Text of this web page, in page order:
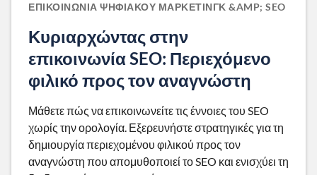
ΕΠΙΚΟΙΝΩΝΊΑ ΨΗΦΙΑΚΟΎ ΜΆΡΚΕΤΙΝΓΚ &AMP; SEO
Κυριαρχώντας στην
επικοινωνία SEO: Περιεχόμενο
φιλικό προς τον αναγνώστη
Μάθετε πώς να επικοινωνείτε τις έννοιες του SEO
χωρίς την ορολογία. Εξερευνήστε στρατηγικές για τη
δημιουργία περιεχομένου φιλικού προς τον
αναγνώστη που απομυθοποιεί το SEO και ενισχύει τη